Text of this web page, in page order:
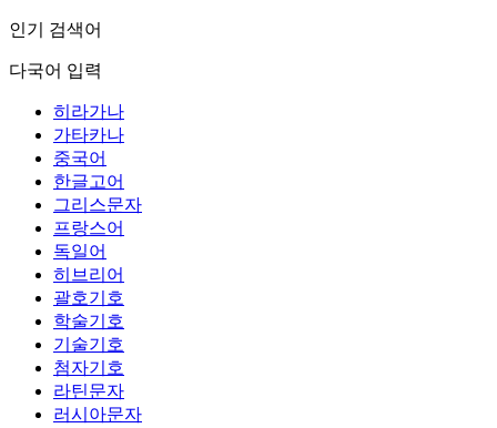
인기 검색어
다국어 입력
히라가나
가타카나
중국어
한글고어
그리스문자
프랑스어
독일어
히브리어
괄호기호
학술기호
기술기호
첨자기호
라틴문자
러시아문자